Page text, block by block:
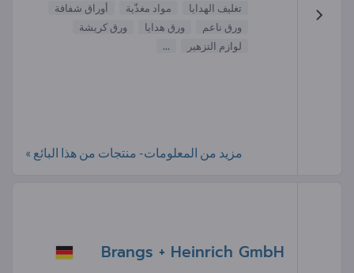
تغليف الهدايا
مواد مغذّية
أوراق شفافة
ورق ناعم
ورق هدايا
ورق كريشة
لوازم التزهير
...
مزيد من المعلومات- منتجات من هذا البائع »
Brangs + Heinrich GmbH